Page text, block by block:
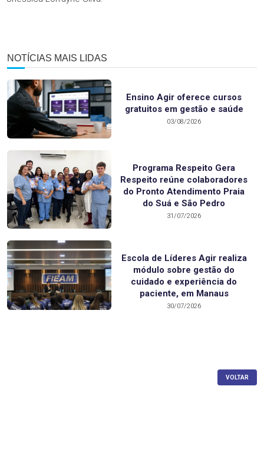
NOTÍCIAS MAIS LIDAS
Ensino Agir oferece cursos
gratuitos em gestão e saúde
03/08/2026
Programa Respeito Gera
Respeito reúne colaboradores
do Pronto Atendimento Praia
do Suá e São Pedro
31/07/2026
Escola de Líderes Agir realiza
módulo sobre gestão do
cuidado e experiência do
paciente, em Manaus
30/07/2026
VOLTAR